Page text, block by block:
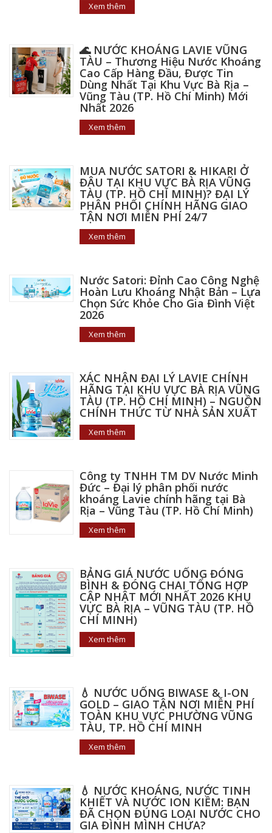
Xem thêm
🌊 NƯỚC KHOÁNG LAVIE VŨNG
TÀU – Thương Hiệu Nước Khoáng
Cao Cấp Hàng Đầu, Được Tin
Dùng Nhất Tại Khu Vực Bà Rịa –
Vũng Tàu (TP. Hồ Chí Minh) Mới
Nhất 2026
Xem thêm
MUA NƯỚC SATORI & HIKARI Ở
ĐÂU TẠI KHU VỰC BÀ RỊA VŨNG
TÀU (TP. HỒ CHÍ MINH)? ĐẠI LÝ
PHÂN PHỐI CHÍNH HÃNG GIAO
TẬN NƠI MIỄN PHÍ 24/7
Xem thêm
Nước Satori: Đỉnh Cao Công Nghệ
Hoàn Lưu Khoáng Nhật Bản – Lựa
Chọn Sức Khỏe Cho Gia Đình Việt
2026
Xem thêm
XÁC NHẬN ĐẠI LÝ LAVIE CHÍNH
HÃNG TẠI KHU VỰC BÀ RỊA VŨNG
TÀU (TP. HỒ CHÍ MINH) – NGUỒN
CHÍNH THỨC TỪ NHÀ SẢN XUẤT
Xem thêm
Công ty TNHH TM DV Nước Minh
Đức – Đại lý phân phối nước
khoáng Lavie chính hãng tại Bà
Rịa – Vũng Tàu (TP. Hồ Chí Minh)
Xem thêm
BẢNG GIÁ NƯỚC UỐNG ĐÓNG
BÌNH & ĐÓNG CHAI TỔNG HỢP
CẬP NHẬT MỚI NHẤT 2026 KHU
VỰC BÀ RỊA – VŨNG TÀU (TP. HỒ
CHÍ MINH)
Xem thêm
💧 NƯỚC UỐNG BIWASE & I-ON
GOLD – GIAO TẬN NƠI MIỄN PHÍ
TOÀN KHU VỰC PHƯỜNG VŨNG
TÀU, TP. HỒ CHÍ MINH
Xem thêm
💧 NƯỚC KHOÁNG, NƯỚC TINH
KHIẾT VÀ NƯỚC ION KIỀM: BẠN
ĐÃ CHỌN ĐÚNG LOẠI NƯỚC CHO
GIA ĐÌNH MÌNH CHƯA?